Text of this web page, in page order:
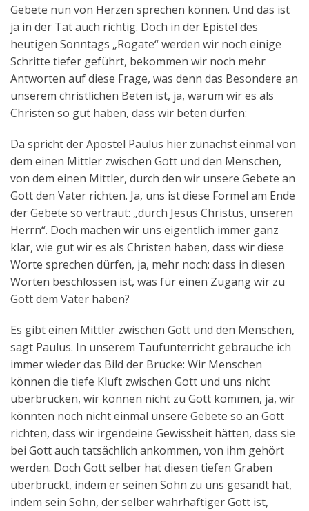
Gebete nun von Herzen sprechen können. Und das ist
ja in der Tat auch richtig. Doch in der Epistel des
heutigen Sonntags „Rogate“ werden wir noch einige
Schritte tiefer geführt, bekommen wir noch mehr
Antworten auf diese Frage, was denn das Besondere an
unserem christlichen Beten ist, ja, warum wir es als
Christen so gut haben, dass wir beten dürfen:
Da spricht der Apostel Paulus hier zunächst einmal von
dem einen Mittler zwischen Gott und den Menschen,
von dem einen Mittler, durch den wir unsere Gebete an
Gott den Vater richten. Ja, uns ist diese Formel am Ende
der Gebete so vertraut: „durch Jesus Christus, unseren
Herrn“. Doch machen wir uns eigentlich immer ganz
klar, wie gut wir es als Christen haben, dass wir diese
Worte sprechen dürfen, ja, mehr noch: dass in diesen
Worten beschlossen ist, was für einen Zugang wir zu
Gott dem Vater haben?
Es gibt einen Mittler zwischen Gott und den Menschen,
sagt Paulus. In unserem Taufunterricht gebrauche ich
immer wieder das Bild der Brücke: Wir Menschen
können die tiefe Kluft zwischen Gott und uns nicht
überbrücken, wir können nicht zu Gott kommen, ja, wir
könnten noch nicht einmal unsere Gebete so an Gott
richten, dass wir irgendeine Gewissheit hätten, dass sie
bei Gott auch tatsächlich ankommen, von ihm gehört
werden. Doch Gott selber hat diesen tiefen Graben
überbrückt, indem er seinen Sohn zu uns gesandt hat,
indem sein Sohn, der selber wahrhaftiger Gott ist,